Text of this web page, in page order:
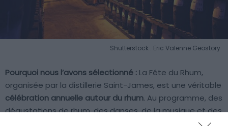
Shutterstock : Eric Valenne Geostory
Pourquoi nous l’avons sélectionné : La Fête du Rhum,
organisée par la distillerie Saint-James, est une véritable
célébration annuelle autour du rhum. Au programme, des
dégustations de rhum, des danses, de la musique et des